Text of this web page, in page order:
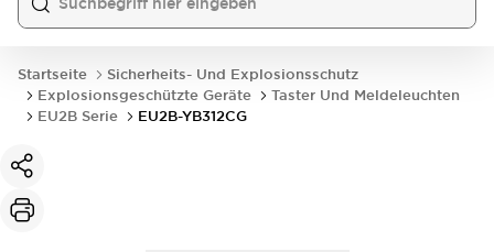
Startseite
Sicherheits- Und Explosionsschutz
Explosionsgeschützte Geräte
Taster Und Meldeleuchten
EU2B Serie
EU2B-YB312CG